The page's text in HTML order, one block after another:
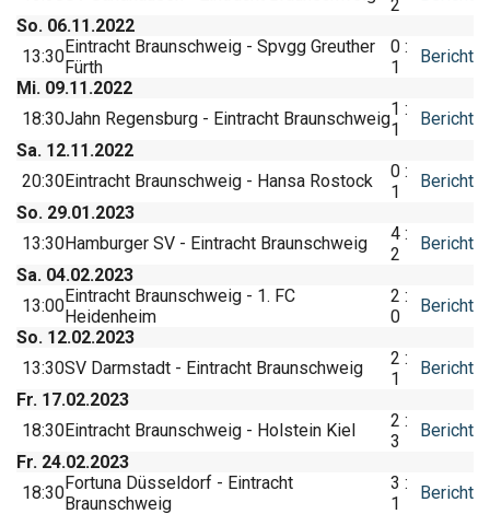
2
So. 06.11.2022
13:30Eintracht Braunschweig - Spvgg Greuther
Fürth
0 :
1
Bericht
Mi. 09.11.2022
18:30Jahn Regensburg - Eintracht Braunschweig1 :
1
Bericht
Sa. 12.11.2022
20:30Eintracht Braunschweig - Hansa Rostock
0 :
1
Bericht
So. 29.01.2023
13:30Hamburger SV - Eintracht Braunschweig
4 :
2
Bericht
Sa. 04.02.2023
13:00Eintracht Braunschweig - 1. FC
Heidenheim
2 :
0
Bericht
So. 12.02.2023
13:30SV Darmstadt - Eintracht Braunschweig
2 :
1
Bericht
Fr. 17.02.2023
18:30Eintracht Braunschweig - Holstein Kiel
2 :
3
Bericht
Fr. 24.02.2023
18:30Fortuna Düsseldorf - Eintracht
Braunschweig
3 :
1
Bericht